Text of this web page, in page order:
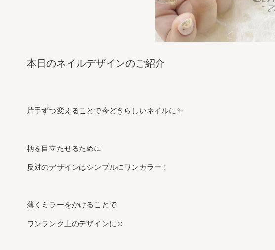
本日のネイルデザインのご紹介
片手ずつ変えることで今どきらしいネイルに✨
柄を目立たせるために
反対のデザインはシンプルにワンカラー！
薄くミラーをかけることで
ワンランク上のデザインに☺️